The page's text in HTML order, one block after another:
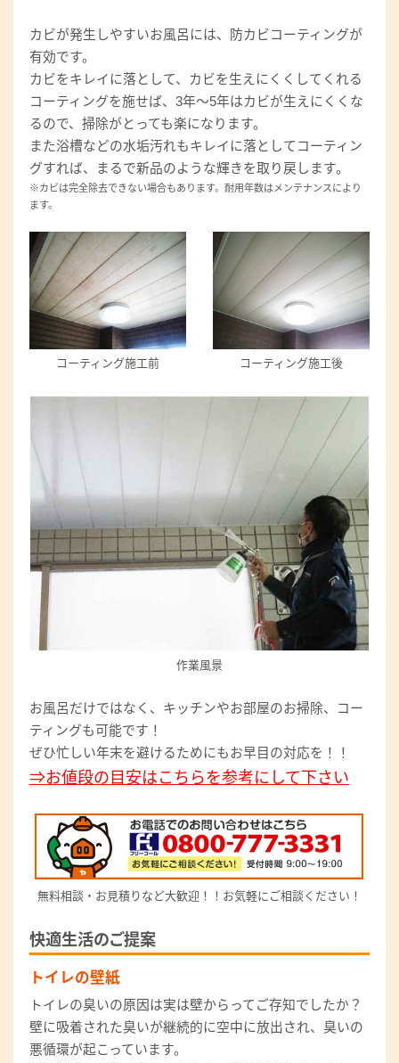
カビが発生しやすいお風呂には、防カビコーティングが
有効です。
カビをキレイに落として、カビを生えにくくしてくれる
コーティングを施せば、3年～5年はカビが生えにくくな
るので、掃除がとっても楽になります。
また浴槽などの水垢汚れもキレイに落としてコーティン
グすれば、まるで新品のような輝きを取り戻します。
※カビは完全除去できない場合もあります。耐用年数はメンテナンスにより
ます。
コーティング施工前 コーティング施工後
作業風景
お風呂だけではなく、キッチンやお部屋のお掃除、コー
ティングも可能です！
ぜひ忙しい年末を避けるためにもお早目の対応を！！
⇒お値段の目安はこちらを参考にして下さい
無料相談・お見積りなど大歓迎！！お気軽にご相談ください！
快適生活のご提案
トイレの壁紙
トイレの臭いの原因は実は壁からってご存知でしたか？
壁に吸着された臭いが継続的に空中に放出され、臭いの
悪循環が起こっています。